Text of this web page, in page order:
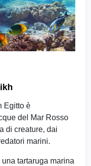
Egitto è
del Mar Rosso
di creature, dai
marini.
tartaruga marina